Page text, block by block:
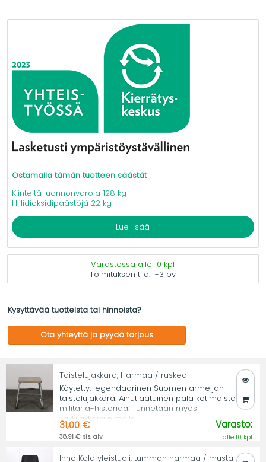
Ostamalla tämän tuotteen säästät
Kiinteitä luonnonvaroja 128 kg
Hiilidioksidipäästöjä 22 kg
Lue lisää
Varastossa alle 10 kpl
Toimituksen tila:1-3 pv
Kysyttävää tuotteista tai hinnoista?
Ota yhteyttä ja pyydä tarjous
Taistelujakkara, Harmaa / ruskea
Käytetty, legendaarinen Suomen armeijan
taistelujakkara. Ainutlaatuinen pala kotimaista
militaria-historiaa. Tunnetaan myös
Jäkkijakkara nimellä.
31,00 €
38,91 € sis. alv
Varasto:
alle 10 kpl
Inno Kola yleistuoli, tumman harmaa / musta